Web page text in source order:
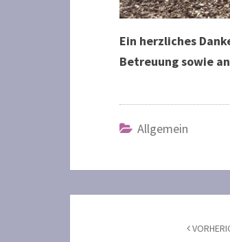
Ein herzliches
Betreuung sowie
Allgemein